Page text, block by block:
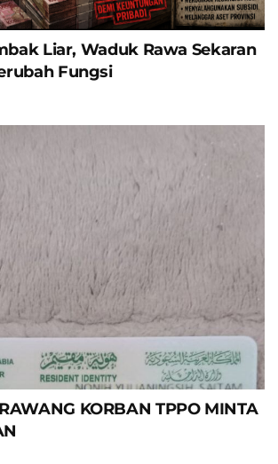
Liar, Waduk Rawa Sekaran
Fungsi
KORBAN TPPO MINTA